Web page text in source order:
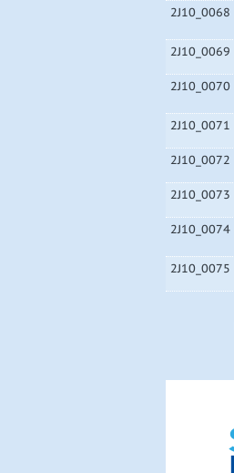
2J10_0068
2J10_0069
2J10_0070
2J10_0071
2J10_0072
2J10_0073
2J10_0074
2J10_0075